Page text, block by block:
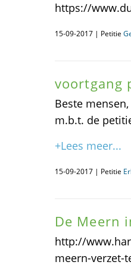
https://
15-09-2017 | Petitie
voortgang
Beste
m.b.t. de
+Lees meer...
15-09-2017 | Petitie
De Meern
http://
meern-verzet-